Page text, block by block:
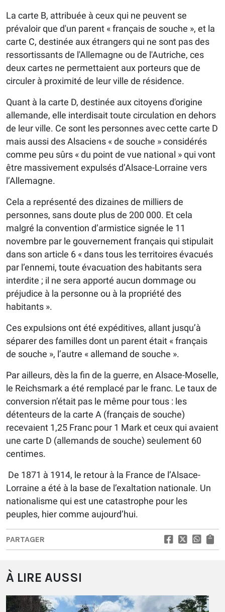
La carte B, attribuée à ceux qui ne peuvent se
prévaloir que d'un parent « français de souche », et la
carte C, destinée aux étrangers qui ne sont pas des
ressortissants de l'Allemagne ou de l'Autriche, ces
deux cartes ne permettaient aux porteurs que de
circuler à proximité de leur ville de résidence.
Quant à la carte D, destinée aux citoyens d'origine
allemande, elle interdisait toute circulation en dehors
de leur ville. Ce sont les personnes avec cette carte D
mais aussi des Alsaciens « de souche » considérés
comme peu sûrs « du point de vue national » qui vont
être massivement expulsés d’Alsace-Lorraine vers
l’Allemagne.
Cela a représenté des dizaines de milliers de
personnes, sans doute plus de 200 000. Et cela
malgré la convention d’armistice signée le 11
novembre par le gouvernement français qui stipulait
dans son article 6 « dans tous les territoires évacués
par l’ennemi, toute évacuation des habitants sera
interdite ; il ne sera apporté aucun dommage ou
préjudice à la personne ou à la propriété des
habitants ».
Ces expulsions ont été expéditives, allant jusqu’à
séparer des familles dont un parent était « français
de souche », l’autre « allemand de souche ».
Par ailleurs, dès la fin de la guerre, en Alsace-Moselle,
le Reichsmark a été remplacé par le franc. Le taux de
conversion n’était pas le même pour tous : les
détenteurs de la carte A (français de souche)
recevaient 1,25 Franc pour 1 Mark et ceux qui avaient
une carte D (allemands de souche) seulement 60
centimes.
De 1871 à 1914, le retour à la France de l’Alsace-
Lorraine a été à la base de l’exaltation nationale. Un
nationalisme qui est une catastrophe pour les
peuples, hier comme aujourd’hui.
PARTAGER
À LIRE AUSSI